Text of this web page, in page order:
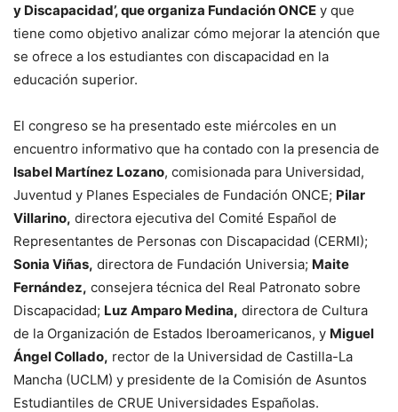
y Discapacidad’, que organiza Fundación ONCE y que
tiene como objetivo analizar cómo mejorar la atención que
se ofrece a los estudiantes con discapacidad en la
educación superior.
El congreso se ha presentado este miércoles en un
encuentro informativo que ha contado con la presencia de
Isabel Martínez Lozano, comisionada para Universidad,
Juventud y Planes Especiales de Fundación ONCE; Pilar
Villarino, directora ejecutiva del Comité Español de
Representantes de Personas con Discapacidad (CERMI);
Sonia Viñas, directora de Fundación Universia; Maite
Fernández, consejera técnica del Real Patronato sobre
Discapacidad; Luz Amparo Medina, directora de Cultura
de la Organización de Estados Iberoamericanos, y Miguel
Ángel Collado, rector de la Universidad de Castilla-La
Mancha (UCLM) y presidente de la Comisión de Asuntos
Estudiantiles de CRUE Universidades Españolas.